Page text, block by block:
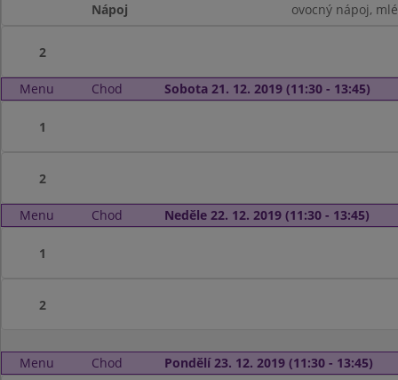
Nápoj
ovocný nápoj,
2
Menu Chod Sobota 21. 12. 2019 (11:30 - 13:45)
1
2
Menu Chod Neděle 22. 12. 2019 (11:30 - 13:45)
1
2
Menu Chod Pondělí 23. 12. 2019 (11:30 - 13:45)